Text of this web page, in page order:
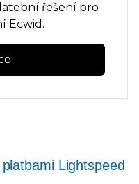
řešení pro
Ecwid.
Lightspeed